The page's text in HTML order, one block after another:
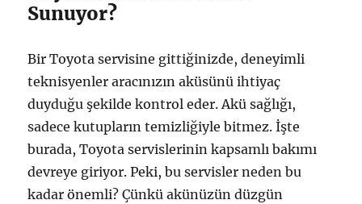
Sunuyor?
Bir Toyota servisine gittiğinizde, deneyimli
teknisyenler aracınızın aküsünü ihtiyaç
duyduğu şekilde kontrol eder. Akü sağlığı,
sadece kutupların temizliğiyle bitmez. İşte
burada, Toyota servislerinin kapsamlı bakımı
devreye giriyor. Peki, bu servisler neden bu
kadar önemli? Çünkü akünüzün düzgün